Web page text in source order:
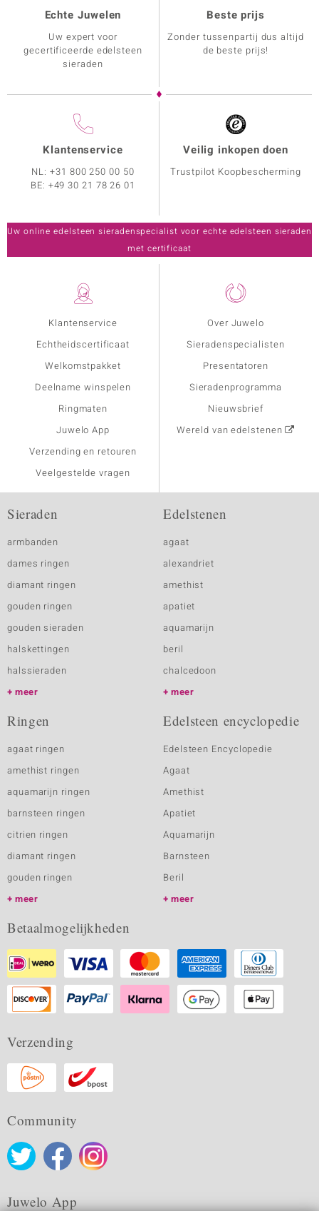
Klantenservice
Echtheidscertificaat
Welkomstpakket
Deelname winspelen
Ringmaten
Juwelo App
Verzending en retouren
Veelgestelde vragen
Over Juwelo
Sieradenspecialisten
Presentatoren
Sieradenprogramma
Nieuwsbrief
Wereld van edelstenen
Echte Juwelen
Uw expert voor
gecertificeerde edelsteen
sieraden
Beste prijs
Zonder tussenpartij dus altijd
de beste prijs!
Klantenservice
NL:+31 800 250 00 50
BE: +49 30 21 78 26 01
Veilig inkopen doen
Trustpilot Koopbescherming
Uw online edelsteen sieradenspecialist voor echte edelsteen sieraden
met certificaat
Sieraden
armbanden
dames ringen
diamant ringen
gouden ringen
gouden sieraden
halskettingen
halssieraden
meer
Edelstenen
agaat
alexandriet
amethist
apatiet
aquamarijn
beril
chalcedoon
meer
Ringen
agaat ringen
amethist ringen
aquamarijn ringen
barnsteen ringen
citrien ringen
diamant ringen
gouden ringen
meer
Edelsteen encyclopedie
Edelsteen Encyclopedie
Agaat
Amethist
Apatiet
Aquamarijn
Barnsteen
Beril
meer
Betaalmogelijkheden
Verzending
Community
Juwelo App